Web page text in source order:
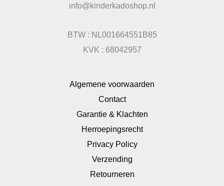
info@kinderkadoshop.nl
BTW : NL001664551B85
KVK : 68042957
Algemene voorwaarden
Contact
Garantie & Klachten
Herroepingsrecht
Privacy Policy
Verzending
Retourneren